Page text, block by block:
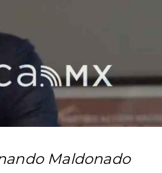
Maldonado